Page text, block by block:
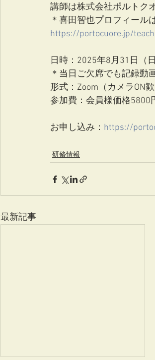
講師は株式会社ポルトク
＊喜田智也プロフィール
https://portocuore.jp/
日時：2025年8月31日（
＊当日ご欠席でも記録動
形式：Zoom（カメラON
参加費：会員様価格5800
お申し込み： https://
研修情報
最新記事